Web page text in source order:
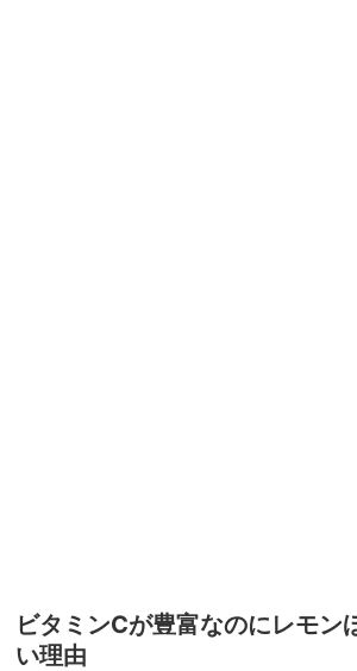
ビタミンCが豊富なのにレモン
い理由